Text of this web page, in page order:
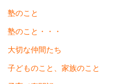
塾のこと
塾のこと・・・
大切な仲間たち
子どものこと、家族のこと